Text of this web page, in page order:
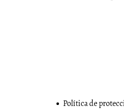
Política de